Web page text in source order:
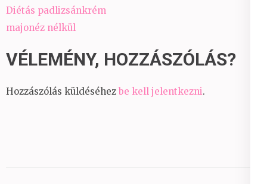
Bejegyzés
navigáció
Diétás padlizsánkrém
majonéz nélkül
VÉLEMÉNY, HOZZÁSZÓLÁS?
Hozzászólás küldéséhez be kell jelentkezni.